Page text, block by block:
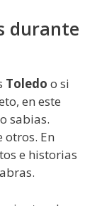
durante
Toledo o si
en este
sabias.
otros. En
e historias